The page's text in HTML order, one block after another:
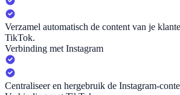
Verzamel automatisch de content van je
TikTok.
Verbinding met Instagram
Centraliseer en hergebruik de Instagram-